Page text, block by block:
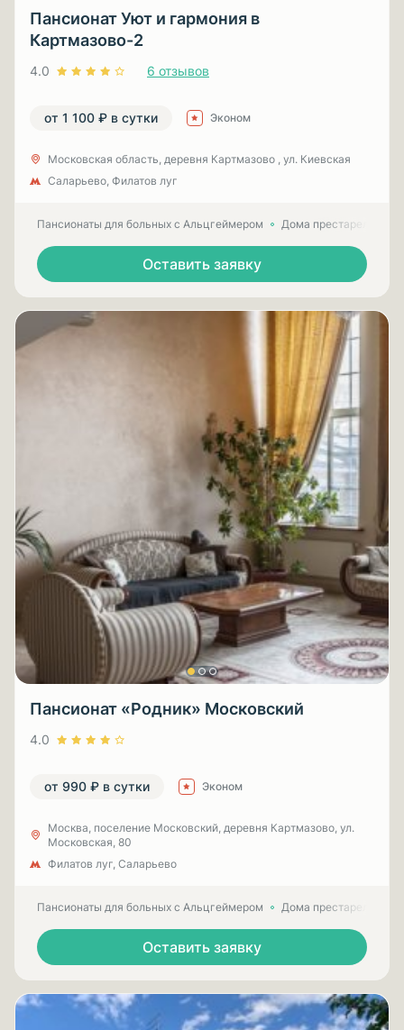
Пансионат Уют и гармония в
Картмазово-2
4.0 6 отзывов
от 1 100 ₽ в сутки Эконом
Московская область, деревня Картмазово , ул. Киевская
Саларьево, Филатов луг
Пансионаты для больных с Альцгеймером Дома престарелых
Оставить заявку
Пансионат «Родник» Московский
4.0
от 990 ₽ в сутки Эконом
Москва, поселение Московский, деревня Картмазово, ул.
Московская, 80
Филатов луг, Саларьево
Пансионаты для больных с Альцгеймером Дома престарелых
Оставить заявку